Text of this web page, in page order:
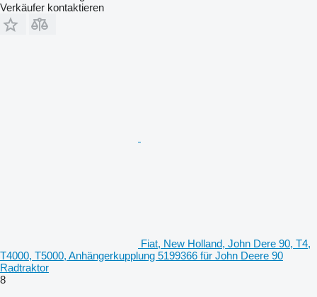
Verkäufer kontaktieren
Fiat, New Holland, John Dere 90, T4,
T4000, T5000, Anhängerkupplung 5199366 für John Deere 90
Radtraktor
8